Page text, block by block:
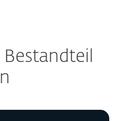
Bestandteil